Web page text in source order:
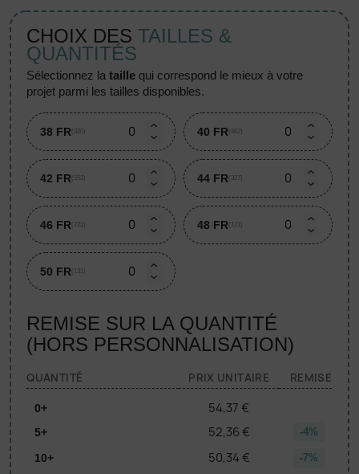
CHOIX DES TAILLES &
QUANTITÉS
sélectionnez lataille qui correspond le mieux à votre
projet parmi les tailles disponibles.
38 FR (320) 40 FR (462)
42 FR (553) 44 FR (327)
46 FR (221) 48 FR (121)
50 FR (131)
REMISE SUR LA QUANTITÉ
(HORS PERSONNALISATION)
QUANTITÉ PRIX UNITAIRE REMISE
0+ 54,37 €
5+ 52,36 € -4%
10+ 50,34 € -7%